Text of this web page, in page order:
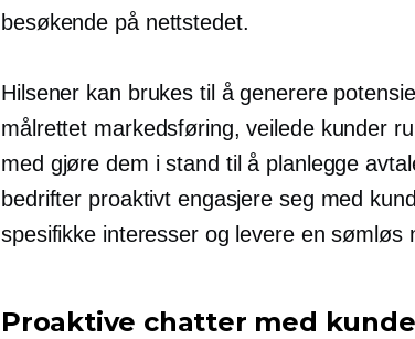
besøkende på nettstedet.
Hilsener kan brukes til å generere
målrettet markedsføring, veilede kunder
med gjøre dem i stand til å planlegge
bedrifter proaktivt engasjere seg med
spesifikke interesser og levere en sømløs
Proaktive chatter med